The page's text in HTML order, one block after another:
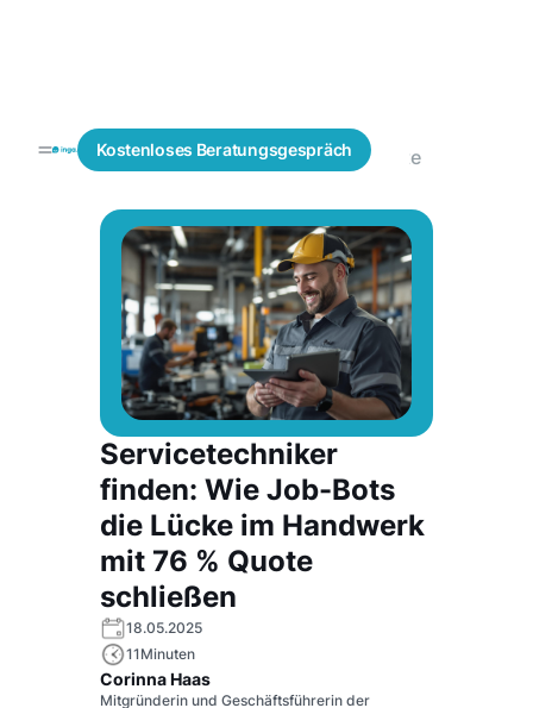
Kostenloses Beratungsgespräch
Blogs
Fachkräfte
finden
IT
Fachkräfte
Servicetechniker
finden: Wie Job-Bots
die Lücke im Handwerk
mit 76 % Quote
schließen
18.05.2025
11Minuten
Corinna Haas
Mitgründerin und Geschäftsführerin der